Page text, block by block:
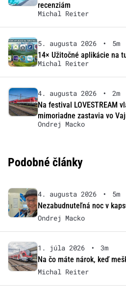
recenziám
Michal Reiter
5. augusta 2026 •
5m
14× Užitočné aplikácie na
Michal Reiter
4. augusta 2026 •
2m
Na festival LOVESTREAM
mimoriadne zastavia vo
Ondrej Macko
Podobné články
4. augusta 2026 •
5m
Nezabudnuteľná noc v
Ondrej Macko
1. júla 2026 •
3m
Na čo máte nárok, keď
Michal Reiter